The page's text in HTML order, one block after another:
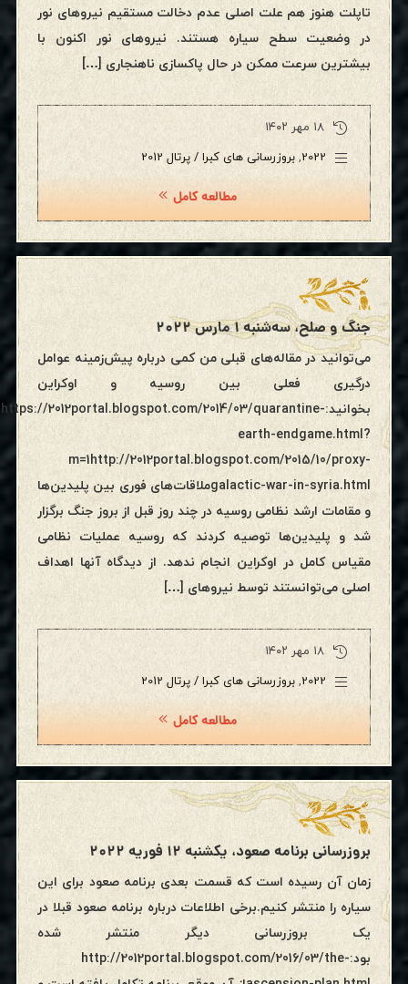
تاپلت هنوز هم علت اصلی عدم دخالت مستقیم نیروهای نور
در وضعیت سطح سیاره هستند. نیروهای نور اکنون با
بیشترین سرعت ممکن در حال پاکسازی ناهنجاری […]
۱۸ مهر ۱۴۰۲
2022
, بروزرسانی های کبرا / پرتال 2012
مطالعه کامل
جنگ و‌ صلح، سه‌شنبه ۱ مارس ۲۰۲۲
می‌توانید در مقاله‌های قبلی من کمی درباره پیش‌زمینه عوامل
درگیری فعلی بین روسیه و اوکراین
بخوانید:https://2012portal.blogspot.com/2014/03/quarantine-
earth-endgame.html?
m=1http://2012portal.blogspot.com/2015/10/proxy-
galactic-war-in-syria.htmlملاقات‌های فوری بین پلیدین‌ها
و مقامات ارشد نظامی روسیه در چند روز قبل از بروز جنگ برگزار
شد و پلیدین‌ها توصیه کردند که روسیه عملیات نظامی
مقیاس کامل در اوکراین انجام ندهد. از دیدگاه آنها اهداف
اصلی می‌توانستند توسط نیروهای […]
۱۸ مهر ۱۴۰۲
2022
, بروزرسانی های کبرا / پرتال 2012
مطالعه کامل
بروزرسانی برنامه صعود، یکشنبه ۱۲ فوریه ۲۰۲۲
زمان آن رسیده است که قسمت بعدی برنامه صعود برای این
سیاره را منتشر کنیم.برخی اطلاعات درباره برنامه صعود قبلا در
یک بروزرسانی دیگر منتشر شده
بود:http://2012portal.blogspot.com/2016/03/the-